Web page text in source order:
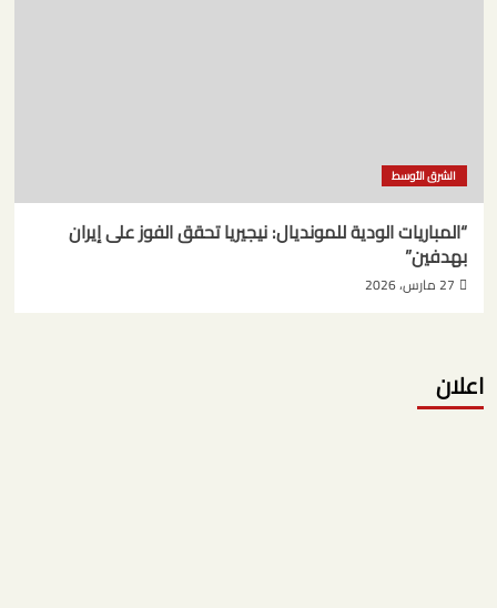
الشرق الأوسط
“المباريات الودية للمونديال: نيجيريا تحقق الفوز على إيران
بهدفين”
27 مارس، 2026
اعلان